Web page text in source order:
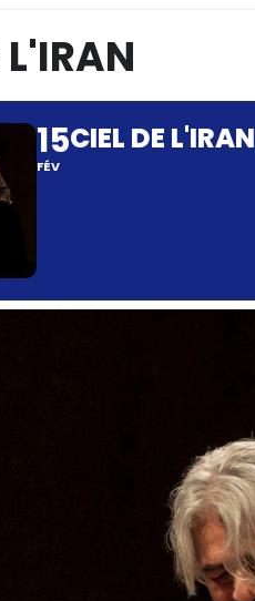
L'IRAN
15
FÉV
CIEL DE L'IRAN